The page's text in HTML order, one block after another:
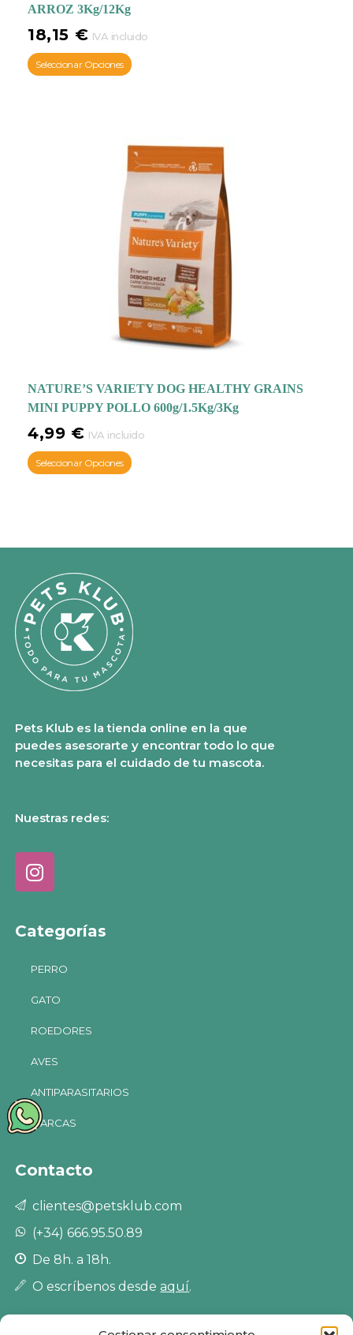
ARROZ 3Kg/12Kg
18,15 € IVA incluido
Seleccionar Opciones
NATURE’S VARIETY DOG HEALTHY GRAINS
MINI PUPPY POLLO 600g/1.5Kg/3Kg
4,99 € IVA incluido
Seleccionar Opciones
Pets Klub es la tienda online en la que
puedes asesorarte y encontrar todo lo que
necesitas para el cuidado de tu mascota.
Nuestras redes:
Categorías
PERRO
GATO
ROEDORES
AVES
ANTIPARASITARIOS
MARCAS
Contacto
clientes@petsklub.com
(+34) 666.95.50.89
De 8h. a 18h.
O escríbenos desdeaquí.